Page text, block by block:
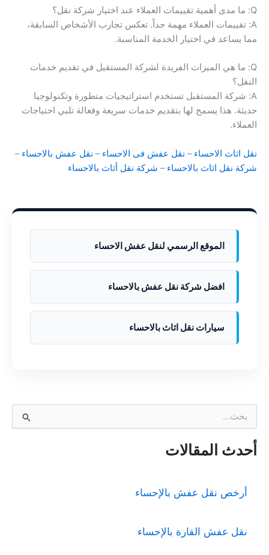
Q: ما مدى أهمية تقييمات العملاء عند اختيار شركة نقل؟
A: تقييمات العملاء مهمة جداً. تعكس تجارب الأشخاص السابقة،
مما يساعد في اختيار الخدمة المناسبة.
Q: ما هي الميزات الفريدة لشركة المستقبل في تقديم خدمات
النقل؟
A: شركة المستقبل تستخدم استراتيجيات متطورة وتكنولوجيا
حديثة. هذا يسمح لها بتقديم خدمات سريعة وفعالة تلبي احتياجات
العملاء.
نقل اثاث الاحساء – نقل عفش فى الاحساء – نقل عفش بالاحساء –
شركة نقل اثاث بالاحساء – شركة نقل أثاث بالاحساء
الموقع الرسمي لنقل عفش الاحساء
افضل شركة نقل عفش بالاحساء
سيارات نقل اثاث بالاحساء
ح
ثأحدث المقالات
أرخص نقل عفش بالإحساء
نقل عفش القارة بالإحساء